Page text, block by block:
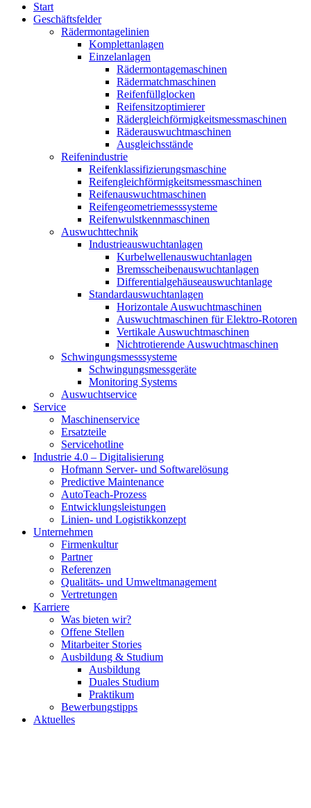
Start
Geschäftsfelder
Rädermontagelinien
Komplettanlagen
Einzelanlagen
Rädermontagemaschinen
Rädermatchmaschinen
Reifenfüllglocken
Reifensitzoptimierer
Rädergleichförmigkeitsmessmaschinen
Räderauswuchtmaschinen
Ausgleichsstände
Reifenindustrie
Reifenklassifizierungsmaschine
Reifengleichförmigkeitsmessmaschinen
Reifenauswuchtmaschinen
Reifengeometriemesssysteme
Reifenwulstkennmaschinen
Auswuchttechnik
Industrieauswuchtanlagen
Kurbelwellenauswuchtanlagen
Bremsscheibenauswuchtanlagen
Differentialgehäuseauswuchtanlage
Standardauswuchtanlagen
Horizontale Auswuchtmaschinen
Auswuchtmaschinen für Elektro-Rotoren
Vertikale Auswuchtmaschinen
Nichtrotierende Auswuchtmaschinen
Schwingungsmesssysteme
Schwingungsmessgeräte
Monitoring Systems
Auswuchtservice
Service
Maschinenservice
Ersatzteile
Servicehotline
Industrie 4.0 – Digitalisierung
Hofmann Server- und Softwarelösung
Predictive Maintenance
AutoTeach-Prozess
Entwicklungsleistungen
Linien- und Logistikkonzept
Unternehmen
Firmenkultur
Partner
Referenzen
Qualitäts- und Umweltmanagement
Vertretungen
Karriere
Was bieten wir?
Offene Stellen
Mitarbeiter Stories
Ausbildung & Studium
Ausbildung
Duales Studium
Praktikum
Bewerbungstipps
Aktuelles